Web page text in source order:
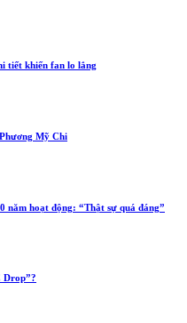
tiết khiến fan lo lắng
Mỹ Chi
hoạt động: “Thật sự quá đáng”
Drop”?